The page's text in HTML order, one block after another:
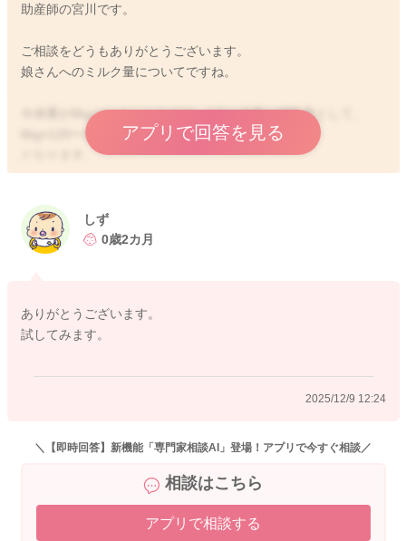
助産師の宮川です。
ご相談をどうもありがとうございます。
娘さんへのミルク量についてですね。
今体重が6kgということなので、1日に必要な哺乳量として、
6kg×120〜150ml＝720〜900ml
となります。
間を毎回切って欲しがって泣くようになっているということで
もないようでしたら、今のままでも問題はないかと思います。
いました。
しずさんの方で、もう少し量を増やしたいと思われることもあ
そうして試しに、140mlにしてあげてみてはいかがでしょうか？
どうぞよろしくお願いします。
アプリで回答を見る
しず
0歳2カ月
ありがとうございます。
試してみます。
2025/12/9 12:24
＼【即時回答】新機能「専門家相談AI」登場！アプリで今すぐ相談／
相談はこちら
アプリで相談する